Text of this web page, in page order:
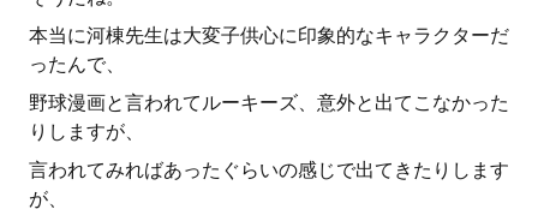
本当に河棟先生は大変子供心に印象的なキャラクターだ
ったんで、
野球漫画と言われてルーキーズ、意外と出てこなかった
りしますが、
言われてみればあったぐらいの感じで出てきたりします
が、